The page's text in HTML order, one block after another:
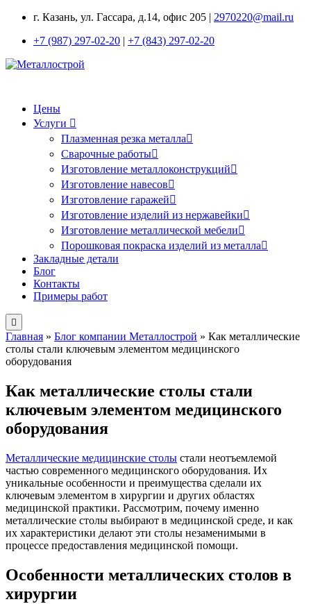
г. Казань, ул. Гассара, д.14, офис 205 | 2970220@mail.ru
+7 (987) 297-02-20 | +7 (843) 297-02-20
Цены
Услуги
Плазменная резка металла
Сварочные работы
Изготовление металлоконструкций
Изготовление навесов
Изготовление гаражей
Изготовление изделий из нержавейки
Изготовление металлической мебели
Порошковая покраска изделий из металла
Закладные детали
Блог
Контакты
Примеры работ
Главная » Блог компании Металлострой » Как металлические
столы стали ключевым элементом медицинского
оборудования
Как металлические столы стали
ключевым элементом медицинского
оборудования
Металлические медицинские столы стали неотъемлемой
частью современного медицинского оборудования. Их
уникальные особенности и преимущества сделали их
ключевым элементом в хирургии и других областях
медицинской практики. Рассмотрим, почему именно
металлические столы выбирают в медицинской среде, и как
их характеристики делают эти столы незаменимыми в
процессе предоставления медицинской помощи.
Особенности металлических столов в
хирургии